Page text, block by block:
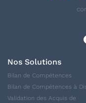
Nos Solutions
Bilan de Compétences
Bilan de Compétences à
Validation des Acquis de